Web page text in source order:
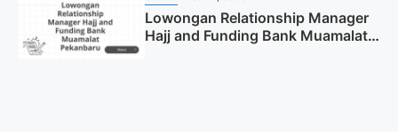
Lowongan Relationship Manager
Hajj and Funding Bank Muamalat